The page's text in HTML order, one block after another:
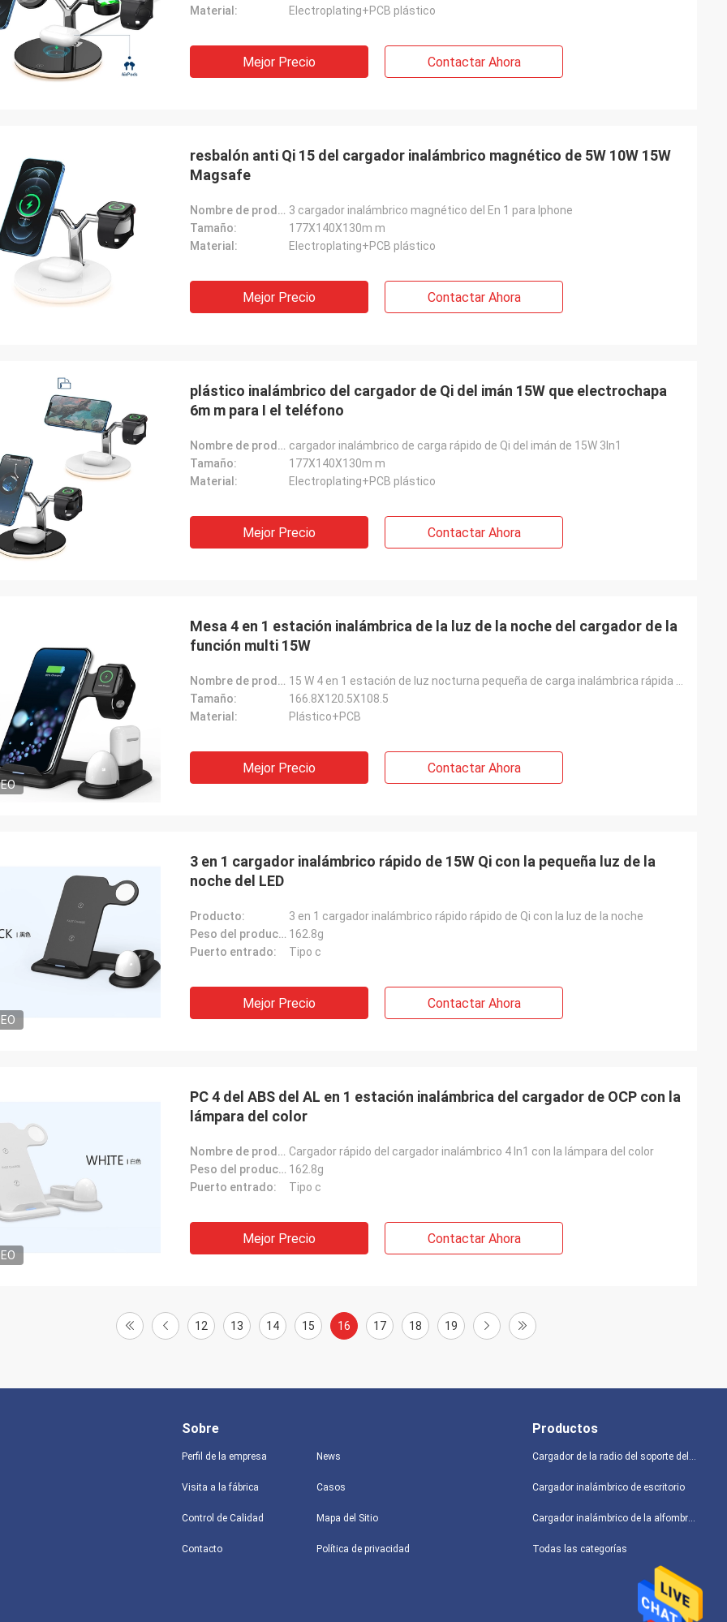
Material:
Electroplating+PCB plástico
Mejor Precio Contactar Ahora
resbalón anti Qi 15 del cargador inalámbrico magnético de 5W 10W 15W
Magsafe
Nombre de producto: 3 cargador inalámbrico magnético del En 1 para Iphone
Tamaño:
177X140X130m m
Material:
Electroplating+PCB plástico
Mejor Precio Contactar Ahora
plástico inalámbrico del cargador de Qi del imán 15W que electrochapa
6m m para I el teléfono
Nombre de producto: cargador inalámbrico de carga rápido de Qi del imán de 15W 3In1
Tamaño:
177X140X130m m
Material:
Electroplating+PCB plástico
Mejor Precio Contactar Ahora
Mesa 4 en 1 estación inalámbrica de la luz de la noche del cargador de la
función multi 15W
Nombre de producto:
Tamaño:
166.8X120.5X108.5
Material:
Plástico+PCB
Mejor Precio Contactar Ahora
3 en 1 cargador inalámbrico rápido de 15W Qi con la pequeña luz de la
noche del LED
Producto:
3 en 1 cargador inalámbrico rápido rápido de Qi con la luz de la noche
Peso del producto: 162.8g
Puerto entrado:
Tipo c
Mejor Precio Contactar Ahora
PC 4 del ABS del AL en 1 estación inalámbrica del cargador de OCP con la
lámpara del color
Nombre de producto: Cargador rápido del cargador inalámbrico 4 In1 con la lámpara del color
Peso del producto: 162.8g
Puerto entrado:
Tipo c
Mejor Precio Contactar Ahora
12 13 14 15 16 17 18 19
Sobre
Perfil de la empresa
Visita a la fábrica
Control de Calidad
Contacto
News
Casos
Mapa del Sitio
Política de privacidad
Productos
Cargador de la radio del soporte del coche
Cargador inalámbrico de escritorio
Cargador inalámbrico de la alfombrilla de ráton
Todas las categorías